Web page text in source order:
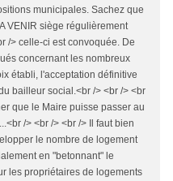
municipales. Sachez que
VENIR siège régulièrement
/> celle-ci est convoquée. De
concernant les nombreux
établi, l'acceptation définitive
bailleur social.<br /> <br /> <br
que le Maire puisse passer au
/> <br /> <br /> Il faut bien
le nombre de logement
en "betonnant" le
les propriétaires de logements